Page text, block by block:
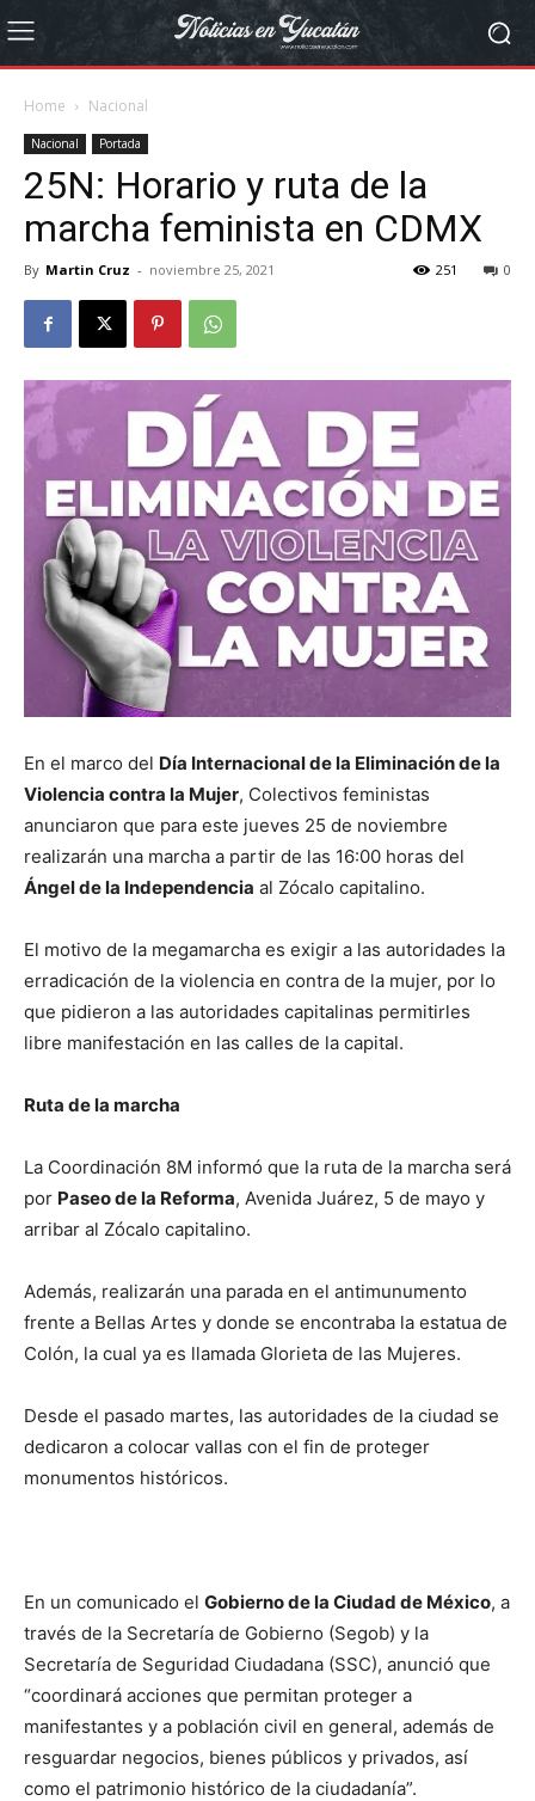
Home Nacional
Nacional Portada
25N: Horario y ruta de la
marcha feminista en CDMX
By Martin Cruz - noviembre 25, 2021 0
251
En el marco del Día Internacional de la Eliminación de la
Violencia contra la Mujer, Colectivos feministas
anunciaron que para este jueves 25 de noviembre
realizarán una marcha a partir de las 16:00 horas del
Ángel de la Independencia al Zócalo capitalino.
El motivo de la megamarcha es exigir a las autoridades la
erradicación de la violencia en contra de la mujer, por lo
que pidieron a las autoridades capitalinas permitirles
libre manifestación en las calles de la capital.
Ruta de la marcha
La Coordinación 8M informó que la ruta de la marcha será
por Paseo de la Reforma, Avenida Juárez, 5 de mayo y
arribar al Zócalo capitalino.
Además, realizarán una parada en el antimunumento
frente a Bellas Artes y donde se encontraba la estatua de
Colón, la cual ya es llamada Glorieta de las Mujeres.
Desde el pasado martes, las autoridades de la ciudad se
dedicaron a colocar vallas con el fin de proteger
monumentos históricos.
En un comunicado el Gobierno de la Ciudad de México, a
través de la Secretaría de Gobierno (Segob) y la
Secretaría de Seguridad Ciudadana (SSC), anunció que
“coordinará acciones que permitan proteger a
manifestantes y a población civil en general, además de
resguardar negocios, bienes públicos y privados, así
como el patrimonio histórico de la ciudadanía”.